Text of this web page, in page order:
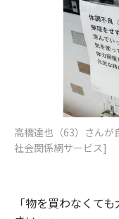
高橋達也（63）さんが
社会関係網サービス]
「物を買わなくて